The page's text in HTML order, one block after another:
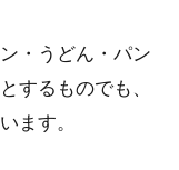
がる野菜の色々
・うどん・パン
するものでも、
ます。